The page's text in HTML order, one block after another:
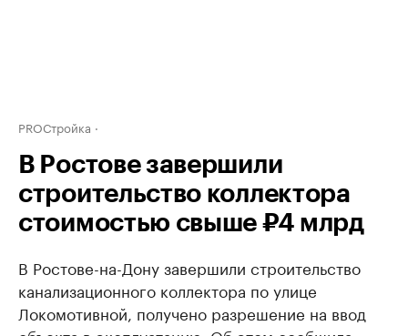
PROСтройка
В Ростове завершили
строительство коллектора
стоимостью свыше ₽4 млрд
В Ростове-на-Дону завершили строительство
канализационного коллектора по улице
Локомотивной, получено разрешение на ввод